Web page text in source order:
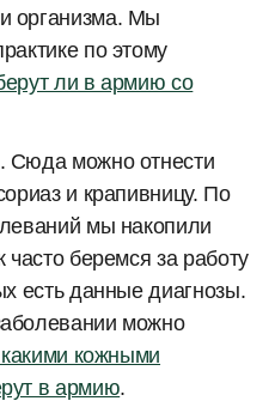
организма. Мы
по этому
ли в армию со
Сюда можно отнести
и крапивницу. По
мы накопили
часто беремся за работу
есть данные диагнозы.
можно
кожными
в армию.